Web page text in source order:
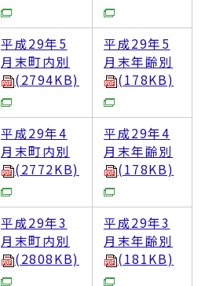
平成29年5
月末町内別
(2794KB)
平成29年5
月末年齢別
(178KB)
平成29年4
月末町内別
(2772KB)
平成29年4
月末年齢別
(178KB)
平成29年3
月末町内別
(2808KB)
平成29年3
月末年齢別
(181KB)